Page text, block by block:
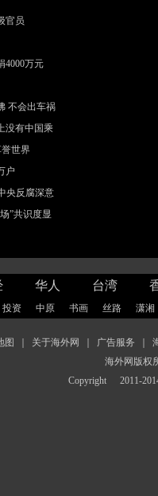
官员
4000万元
不会出车祸
没有中国乘
世界
户
央反腐深意
”共识度显
华人 台湾
投资 中原 书画 丝路 潇湘
图 关于海外网 广告服务
海外网版权
Copyright
2011-